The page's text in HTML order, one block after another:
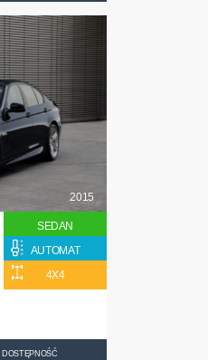
2015
SEDAN
AUTOMAT
4X4
DOSTĘPNOŚĆ